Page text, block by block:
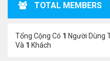
TOTAL MEMBERS
Tổng Cộng Có 1 Người Dùng
Và 1 Khách